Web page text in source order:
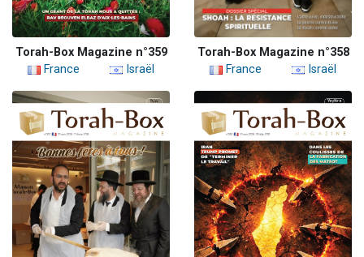
Torah-Box Magazine n°359
France
Israël
Torah-Box Magazine n°358
France
Israël